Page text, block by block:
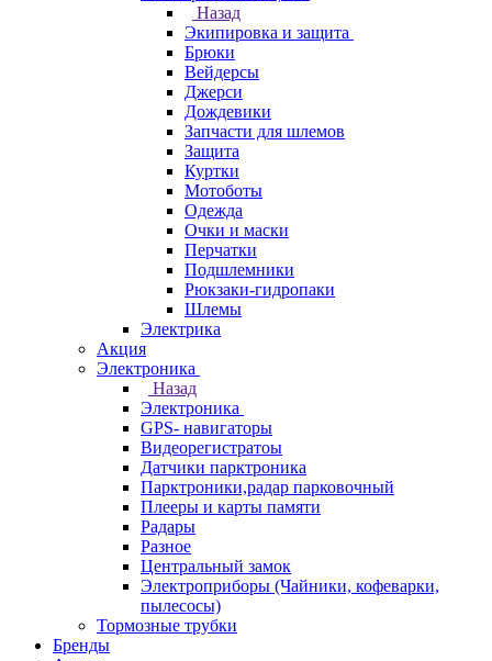
Назад
Экипировка и защита
Брюки
Вейдерсы
Джерси
Дождевики
Запчасти для шлемов
Защита
Куртки
Мотоботы
Одежда
Очки и маски
Перчатки
Подшлемники
Рюкзаки-гидропаки
Шлемы
Электрика
Акция
Электроника
Назад
Электроника
GPS- навигаторы
Видеорегистратоы
Датчики парктроника
Парктроники,радар парковочный
Плееры и карты памяти
Радары
Разное
Центральный замок
Электроприборы (Чайники, кофеварки,
пылесосы)
Тормозные трубки
Бренды